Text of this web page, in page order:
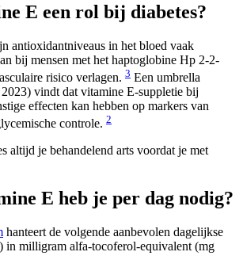
E een rol bij diabetes?
antioxidantniveaus in het bloed vaak
bij mensen met het haptoglobine Hp 2-2-
risico verlagen. 3 Een umbrella
vindt dat vitamine E-suppletie bij
effecten kan hebben op markers van
controle. 2
altijd je behandelend arts voordat je met
E heb je per dag nodig?
hanteert de volgende aanbevolen dagelijkse
in milligram alfa-tocoferol-equivalent (mg